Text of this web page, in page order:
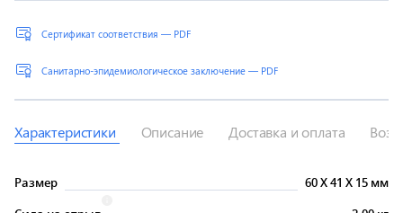
Сертификат соответствия — PDF
Санитарно-эпидемиологическое заключение — PDF
Характеристики Описание Доставка и оплата
Размер 60X41 X 15 мм